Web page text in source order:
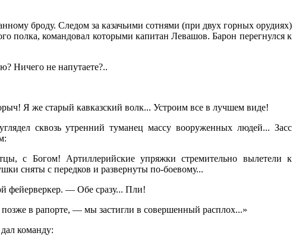
броду. Следом за казачьими сотнями (при двух горных орудиях)
полка, командовал которыми капитан Левашов. Барон перегнулся к
Ничего не напутаете?..
Я же старый кавказский волк... Устроим все в лучшем виде!
сквозь утренний туманец массу вооруженных людей... Засс
с Богом! Артиллерийские упряжки стремительно вылетели к
сняты с передков и развернуты по-боевому...
фейерверкер. — Обе сразу... Пли!
в рапорте, — мы застигли в совершенный расплох...»
команду: